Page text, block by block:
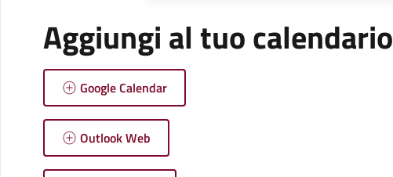
Aggiungi al tuo calendario
Google Calendar
Outlook Web